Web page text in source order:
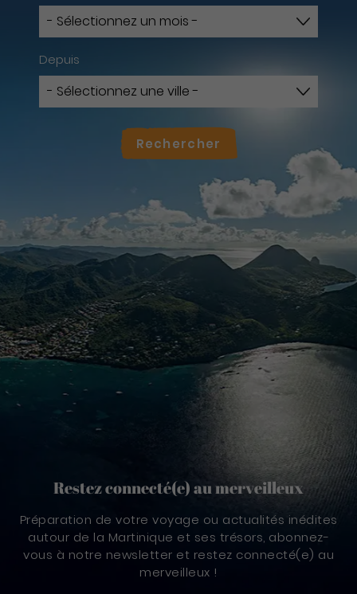
Depuis
Rechercher
Restez connecté(e) au merveilleux
Préparation de votre voyage ou actualités inédites
autour de la Martinique et ses trésors, abonnez-
vous à notre newsletter et restez connecté(e) au
merveilleux !